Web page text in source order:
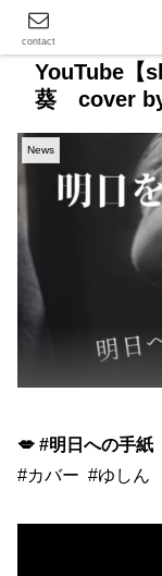
YouTube【
葵 cover
News
💋 #明日への手紙
#カバー #ゆしん
contact